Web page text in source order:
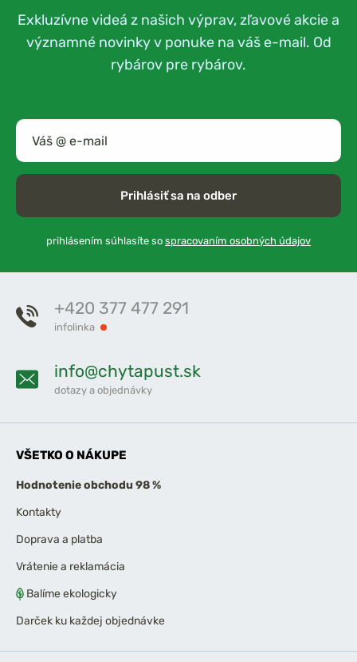
Exkluzívne videá z našich výprav, zľavové akcie a
významné novinky v ponuke na váš e-mail. Od
rybárov pre rybárov.
Prihlásiť sa na odber
prihlásením súhlasíte so spracovaním osobných údajov
+420 377 477 291
infolinka
info@chytapust.sk
dotazy a objednávky
VŠETKO O NÁKUPE
Hodnotenie obchodu 98 %
Kontakty
Doprava a platba
Vrátenie a reklamácia
Balíme ekologicky
Darček ku každej objednávke